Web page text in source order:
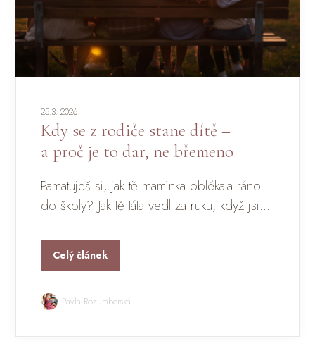
25.3. 2026
Kdy se z rodiče stane dítě –
a proč je to dar, ne břemeno
Pamatuješ si, jak tě maminka oblékala ráno
do školy? Jak tě táta vedl za ruku, když jsi...
Celý článek
Pavla Rožumberská